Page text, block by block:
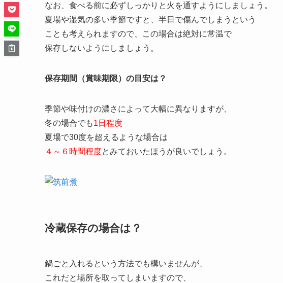
なお、食べる前に必ずしっかりと火を通すようにしましょう。
夏場や湿気の多い季節ですと、半日で傷んでしまうという
ことも考えられますので、この場合は絶対に常温で
保存しないようにしましょう。
保存期間（賞味期限）の目安は？
季節や味付けの濃さによって大幅に異なりますが、
冬の場合でも1日程度
夏場で30度を超えるような場合は
４～６時間程度とみておいたほうが良いでしょう。
冷蔵保存の場合は？
鍋ごと入れるという方法でも構いませんが、
これだと場所を取ってしまいますので、